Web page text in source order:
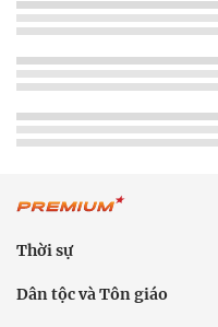
Thời sự
Dân tộc và Tôn giáo